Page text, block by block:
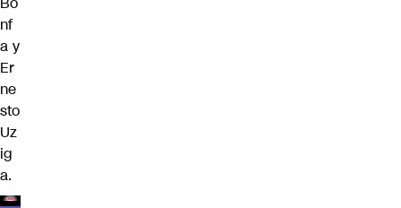
nf
a y
Er
ne
sto
Uz
ig
a.